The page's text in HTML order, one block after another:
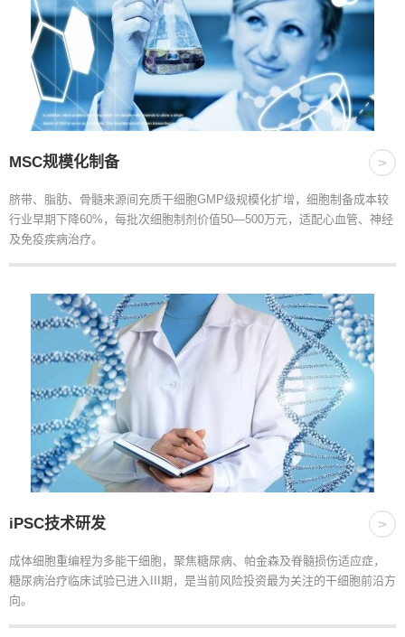
MSC规模化制备 >
脐带、脂肪、骨髓来源间充质干细胞GMP级规模化扩增，细胞制备成本较
行业早期下降60%，每批次细胞制剂价值50—500万元，适配心血管、神经
及免疫疾病治疗。
iPSC技术研发 >
成体细胞重编程为多能干细胞，聚焦糖尿病、帕金森及脊髓损伤适应症，
糖尿病治疗临床试验已进入III期，是当前风险投资最为关注的干细胞前沿方
向。